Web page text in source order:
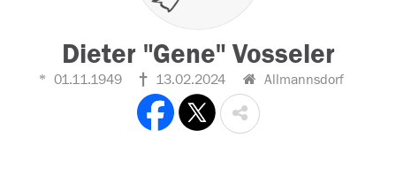
Dieter "Gene" Vosseler
01.11.1949 13.02.2024 Allmannsdorf